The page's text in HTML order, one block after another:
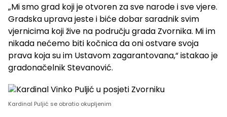
„Mi smo grad koji je otvoren za sve narode i sve vjere.
Gradska uprava jeste i biće dobar saradnik svim
vjernicima koji žive na području grada Zvornika. Mi im
nikada nećemo biti kočnica da oni ostvare svoja
prava koja su im Ustavom zagarantovana,“ istakao je
gradonačelnik Stevanović.
Kardinal Puljić se obratio okupljenim